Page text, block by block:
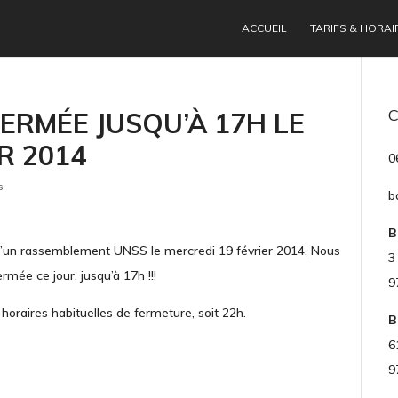
ACCUEIL TARIFS &
JUSQU’À 17H LE
2014
rassemblement UNSS le mercredi 19 février 2014, Nous
ce jour, jusqu’à 17h !!!
habituelles de fermeture, soit 22h.
3